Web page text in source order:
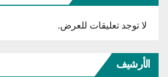
لا توجد تعليقات للعرض.
الأرشيف